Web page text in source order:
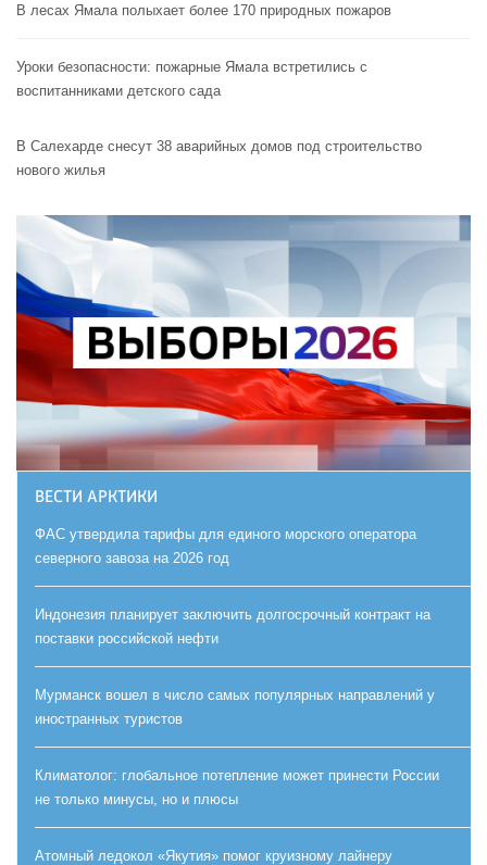
В лесах Ямала полыхает более 170 природных пожаров
Уроки безопасности: пожарные Ямала встретились с
воспитанниками детского сада
В Салехарде снесут 38 аварийных домов под строительство
нового жилья
ВЕСТИ АРКТИКИ
ФАС утвердила тарифы для единого морского оператора
северного завоза на 2026 год
Индонезия планирует заключить долгосрочный контракт на
поставки российской нефти
Мурманск вошел в число самых популярных направлений у
иностранных туристов
Климатолог: глобальное потепление может принести России
не только минусы, но и плюсы
Атомный ледокол «Якутия» помог круизному лайнеру